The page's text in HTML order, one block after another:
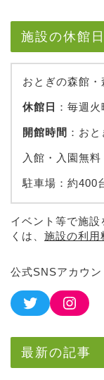
施設の休館
おとぎの森館
休館日 ：毎週
開館時間 ：お
入館・入園無料
駐車場：約400
イベント等で施
くは、 施設の利用
公式SNSアカウン
最新の記事